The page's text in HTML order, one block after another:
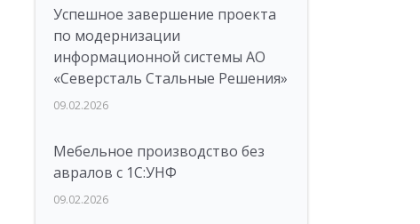
Успешное завершение проекта
по модернизации
информационной системы АО
«Северсталь Стальные Решения»
09.02.2026
Мебельное производство без
авралов с 1С:УНФ
09.02.2026